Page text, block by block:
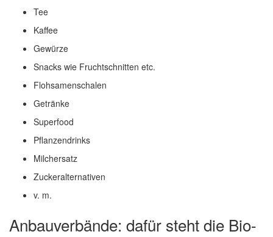
Tee
Kaffee
Gewürze
Snacks wie Fruchtschnitten etc.
Flohsamenschalen
Getränke
Superfood
Pflanzendrinks
Milchersatz
Zuckeralternativen
v. m.
Anbauverbände: dafür steht die Bio-